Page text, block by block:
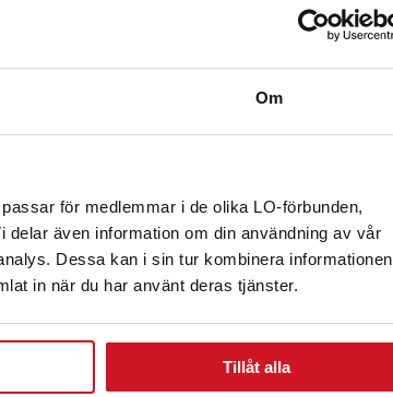
Om
för medlemmar i de olika LO-förbunden,
även information om din användning av vår
Dessa kan i sin tur kombinera informationen
in när du har använt deras tjänster.
Tillåt alla